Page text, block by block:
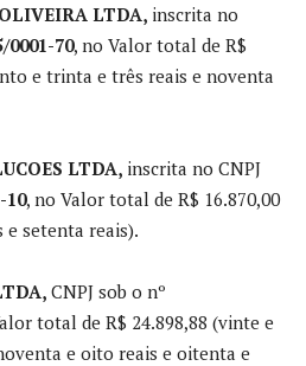
LTDA, inscrita no
0001-70, no Valor total de R$
e trinta e três reais e noventa
LTDA, inscrita no CNPJ
10, no Valor total de R$ 16.870,00
e setenta reais).
CNPJ sob o nº
total de R$ 24.898,88 (vinte e
e oito reais e oitenta e